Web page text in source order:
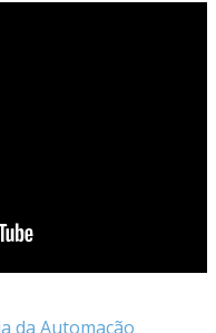
da Automação